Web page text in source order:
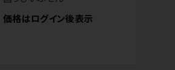
価格はログイン後表示